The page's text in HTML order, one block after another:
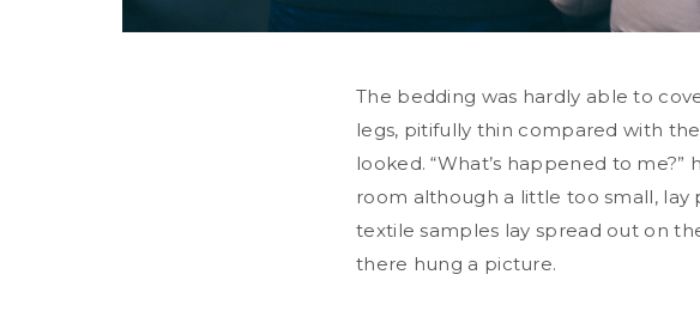
The bedding was hardly able to
legs, pitifully thin compared with
looked. “What’s happened to
room although a little too small,
textile samples lay spread out on
there hung a picture.